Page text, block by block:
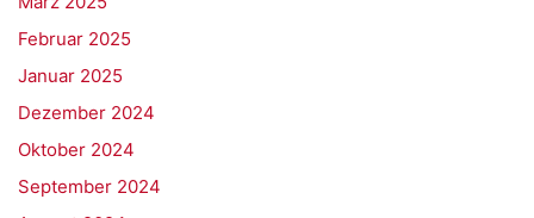
Februar 2025
Januar 2025
Dezember 2024
Oktober 2024
September 2024